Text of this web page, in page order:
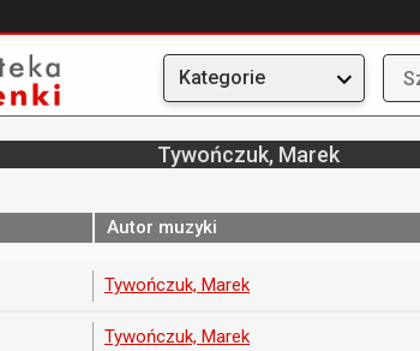
Kategorie
Tywończuk, Marek
Autor muzyki
Tywończuk, Marek
Tywończuk, Marek